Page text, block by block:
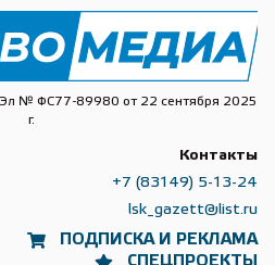
Эл № ФС77-89980 от 22 сентября 2025
г.
ПОДПИСКА И РЕКЛАМА
СПЕЦПРОЕКТЫ
Контакты
+7 (83149) 5-13-24
lsk_gazett@list.ru